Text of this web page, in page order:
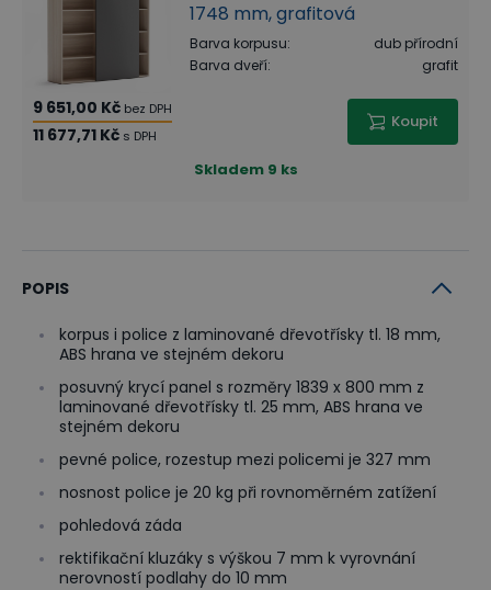
1748 mm, grafitová
Barva korpusu:
dub přírodní
Barva dveří: grafit
9 651,00 Kč bez DPH
11 677,71 Kč s DPH
Koupit
Skladem 9 ks
POPIS
korpus i police z laminované dřevotřísky tl. 18 mm,
ABS hrana ve stejném dekoru
posuvný krycí panel s rozměry 1839 x 800 mm z
laminované dřevotřísky tl. 25 mm, ABS hrana ve
stejném dekoru
pevné police, rozestup mezi policemi je 327 mm
nosnost police je 20 kg při rovnoměrném zatížení
pohledová záda
rektifikační kluzáky s výškou 7 mm k vyrovnání
nerovností podlahy do 10 mm